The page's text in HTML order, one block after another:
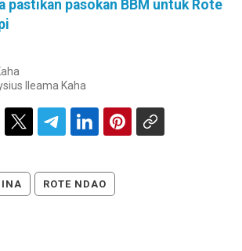
pastikan pasokan BBM untuk Rote
Ileama Kaha
ROTE NDAO